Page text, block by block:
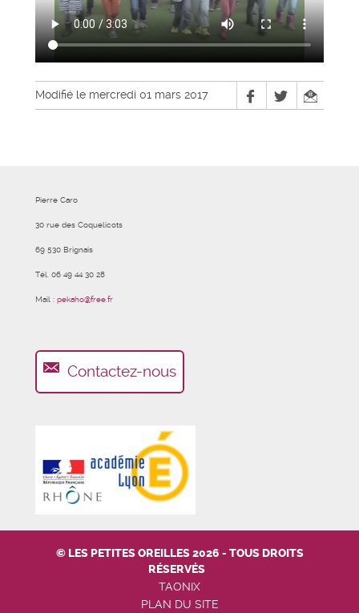
Modifié le mercredi 01 mars 2017
Pierre Caro
30 rue des Coquelicots
69 530 Brignais
Tél. 06 49 44 30 28
Mail : pekaho@free.fr
Contactez-nous
© LES PETITES OREILLES 2026 - TOUS DROITS
RÉSERVÉS
TAONIX
PLAN DU SITE